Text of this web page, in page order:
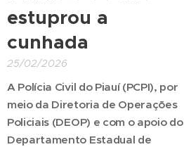
estuprou a
cunhada
25/02/2026
A Polícia Civil do Piauí (PCPI), por
meio da Diretoria de Operações
Policiais (DEOP) e com o apoio do
Departamento Estadual de